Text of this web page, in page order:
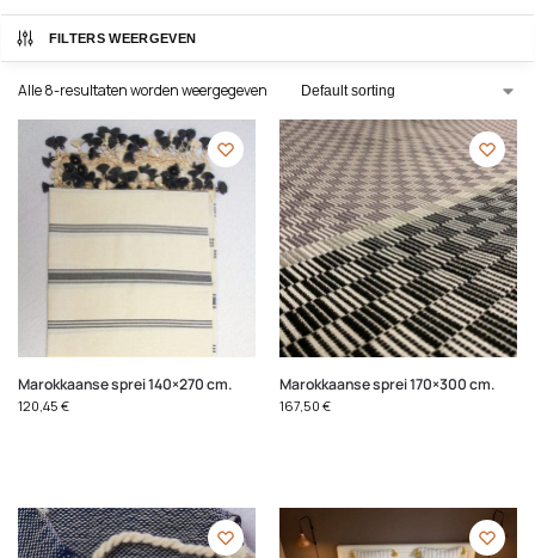
FILTERS WEERGEVEN
Alle 8-resultaten worden weergegeven
Marokkaanse sprei 140×270 cm.
120,45 €
Marokkaanse sprei 170×300 cm.
167,50 €